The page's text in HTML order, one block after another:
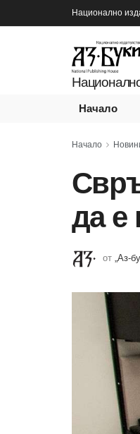
Национално
Начало
Начало
да е
от „Аз-